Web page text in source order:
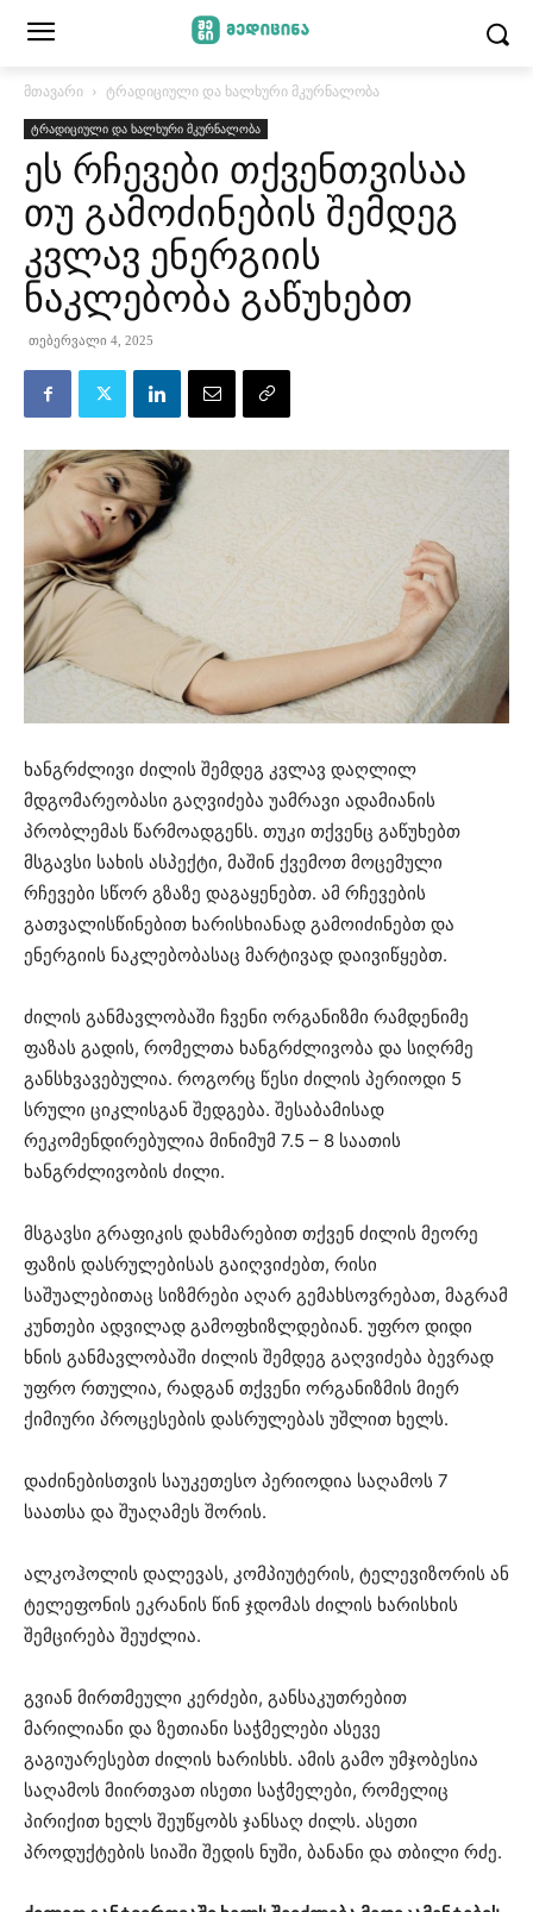
მთავარი ტრადიციული და ხალხური მკურნალობა
ტრადიციული და ხალხური მკურნალობა
ეს რჩევები თქვენთვისაა
თუ გამოძინების შემდეგ
კვლავ ენერგიის
ნაკლებობა გაწუხებთ
თებერვალი 4, 2025
ხანგრძლივი ძილის შემდეგ კვლავ დაღლილ
მდგომარეობასი გაღვიძება უამრავი ადამიანის
პრობლემას წარმოადგენს. თუკი თქვენც გაწუხებთ
მსგავსი სახის ასპექტი, მაშინ ქვემოთ მოცემული
რჩევები სწორ გზაზე დაგაყენებთ. ამ რჩევების
გათვალისწინებით ხარისხიანად გამოიძინებთ და
ენერგიის ნაკლებობასაც მარტივად დაივიწყებთ.
ძილის განმავლობაში ჩვენი ორგანიზმი რამდენიმე
ფაზას გადის, რომელთა ხანგრძლივობა და სიღრმე
განსხვავებულია. როგორც წესი ძილის პერიოდი 5
სრული ციკლისგან შედგება. შესაბამისად
რეკომენდირებულია მინიმუმ 7.5 – 8 საათის
ხანგრძლივობის ძილი.
მსგავსი გრაფიკის დახმარებით თქვენ ძილის მეორე
ფაზის დასრულებისას გაიღვიძებთ, რისი
საშუალებითაც სიზმრები აღარ გემახსოვრებათ, მაგრამ
კუნთები ადვილად გამოფხიზლდებიან. უფრო დიდი
ხნის განმავლობაში ძილის შემდეგ გაღვიძება ბევრად
უფრო რთულია, რადგან თქვენი ორგანიზმის მიერ
ქიმიური პროცესების დასრულებას უშლით ხელს.
დაძინებისთვის საუკეთესო პერიოდია საღამოს 7
საათსა და შუაღამეს შორის.
ალკოჰოლის დალევას, კომპიუტერის, ტელევიზორის ან
ტელეფონის ეკრანის წინ ჯდომას ძილის ხარისხის
შემცირება შეუძლია.
გვიან მირთმეული კერძები, განსაკუთრებით
მარილიანი და ზეთიანი საჭმელები ასევე
გაგიუარესებთ ძილის ხარისხს. ამის გამო უმჯობესია
საღამოს მიირთვათ ისეთი საჭმელები, რომელიც
პირიქით ხელს შეუწყობს ჯანსაღ ძილს. ასეთი
პროდუქტების სიაში შედის ნუში, ბანანი და თბილი რძე.